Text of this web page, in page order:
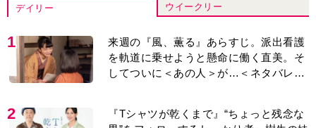
デイリー ウイークリー
1
来週の『風、薫る』あらすじ。派出看護
を軌道に乗せようと懸命に働く直美。そ
してついに＜あの人＞が…＜ネタバレあ
2
『Tシャツが乾くまで』“ちょっと残念な